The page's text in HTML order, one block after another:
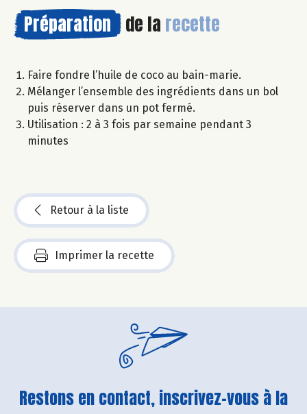
Préparation de la recette
Faire fondre l’huile de coco au bain-marie.
Mélanger l’ensemble des ingrédients dans un bol
puis réserver dans un pot fermé.
Utilisation : 2 à 3 fois par semaine pendant 3
minutes
Retour à la liste
Imprimer la recette
Restons en contact, inscrivez-vous à la